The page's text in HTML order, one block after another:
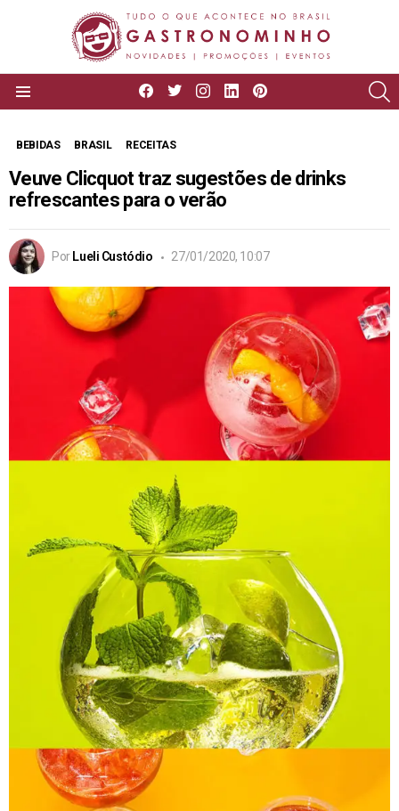
facebooktwitterinstagram
linkedin
BEBIDAS BRASIL RECEITAS
Veuve Clicquot traz sugestões de drinks
refrescantes para o verão
Por Lueli Custódio 27/01/2020, 10:07